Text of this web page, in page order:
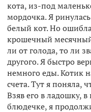
кота, из-под
мордочка. Я
белый кот. Но
крошечный
ли от голода, то ли
другого. Я быстро
немного еды. Котик
счета. Тут я поняла,
Взяв его в ладошку,
блюдечке, я